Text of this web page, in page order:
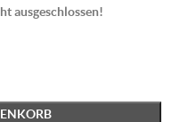
ausgeschlossen!